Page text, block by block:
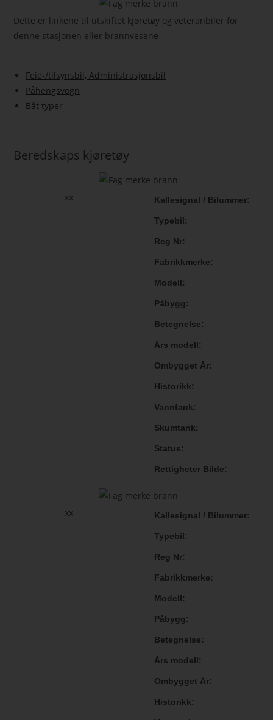
Dette er linkene til utskiftet kjøretøy og veteranbiler for
denne stasjonen eller brannvesene
Feie-/tilsynsbil, Administrasjonsbil
Påhengsvogn
Båt typer
Beredskaps kjøretøy
xx Kallesignal / Bilummer
Typebil
Reg Nr
Fabrikkmerke
Modell
Påbygg
Betegnelse
Års modell
Ombygget År
Historikk
Vanntank
Skumtank
Status
Rettigheter Bilde
xx Kallesignal / Bilummer
Typebil
Reg Nr
Fabrikkmerke
Modell
Påbygg
Betegnelse
Års modell
Ombygget År
Historikk